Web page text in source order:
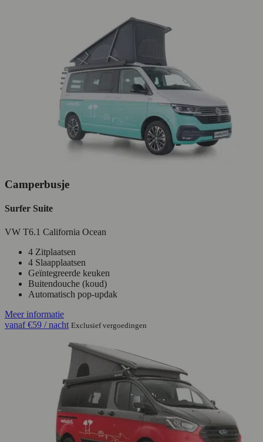
Camperbusje
Surfer Suite
VW T6.1 California Ocean
4 Zitplaatsen
4 Slaapplaatsen
Geïntegreerde keuken
Buitendouche (koud)
Automatisch pop-updak
Meer informatie
vanaf€59 / nacht Exclusief vergoedingen